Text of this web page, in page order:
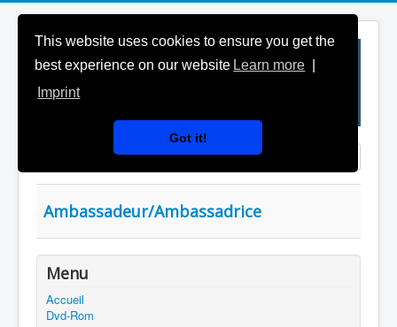
This website uses cookies to ensure you get the
best experience on our website Learn more
Imprint
Got it!
Saisir partie du titre Affichage #
Ambassadeur/Ambassadrice
Menu
Accueil
Dvd-Rom